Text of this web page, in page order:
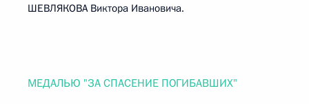
ШЕВЛЯКОВА Виктора Ивановича.
МЕДАЛЬЮ "ЗА СПАСЕНИЕ ПОГИБАВШИХ"